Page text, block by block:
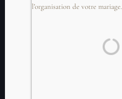
l’organisation de votre mariage.